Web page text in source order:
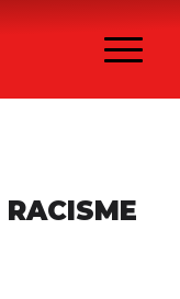
RACISME